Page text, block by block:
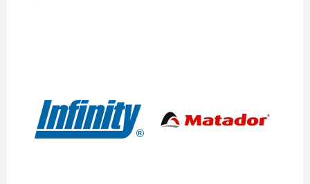
Infinity